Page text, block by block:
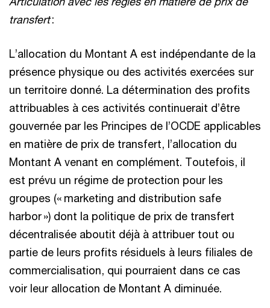
transfert:
L’allocation du Montant A est indépendante de la
présence physique ou des activités exercées sur
un territoire donné. La détermination des profits
attribuables à ces activités continuerait d’être
gouvernée par les Principes de l’OCDE applicables
en matière de prix de transfert, l’allocation du
Montant A venant en complément. Toutefois, il
est prévu un régime de protection pour les
groupes (« marketing and distribution safe
harbor ») dont la politique de prix de transfert
décentralisée aboutit déjà à attribuer tout ou
partie de leurs profits résiduels à leurs filiales de
commercialisation, qui pourraient dans ce cas
voir leur allocation de Montant A diminuée.